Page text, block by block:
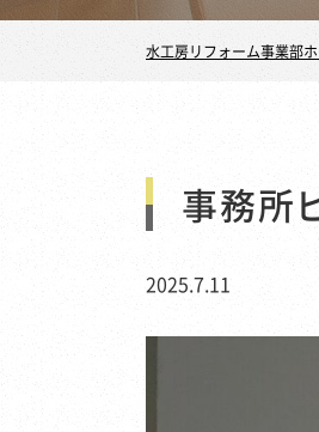
水工房リフォーム事業部
事務所
2025.7.11